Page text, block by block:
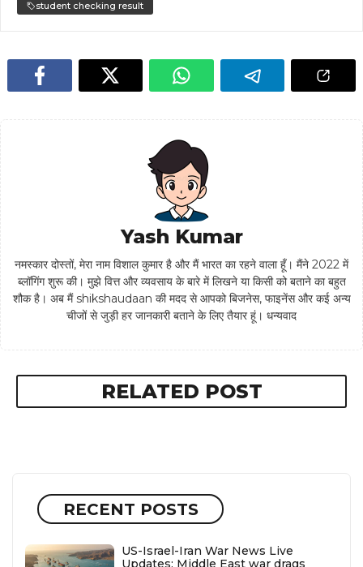
student checking result
Yash Kumar
नमस्कार दोस्तों, मेरा नाम विशाल कुमार है और मैं भारत का रहने वाला हूँ। मैंने 2022 में
ब्लॉगिंग शुरू की। मुझे वित्त और व्यवसाय के बारे में लिखने या किसी को बताने का बहुत
शौक है। अब मैं shikshaudaan की मदद से आपको बिजनेस, फाइनेंस और कई अन्य
चीजों से जुड़ी हर जानकारी बताने के लिए तैयार हूं। धन्यवाद
RELATED POST
RECENT POSTS
US-Israel-Iran War News Live
Updates: Middle East war drags